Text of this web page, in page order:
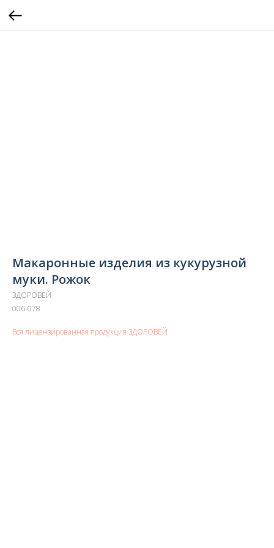
Макаронные изделия из кукурузной
муки. Рожок
ЗДОРОВЕЙ
006-078
Вся лицензированная продукция ЗДОРОВЕЙ